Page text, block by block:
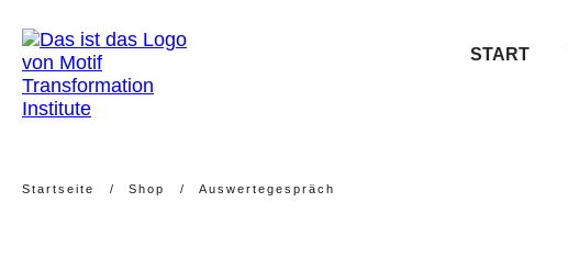
START
Startseite / Shop / Auswertegespräch